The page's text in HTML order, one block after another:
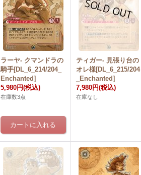
ラーヤ- クマンドラの
騎手[DL_6_214/204_
Enchanted]
5,980円(税込)
在庫数3点
ティガー- 見張り台の
オレ様[DL_6_215/204
_Enchanted]
7,980円(税込)
在庫なし